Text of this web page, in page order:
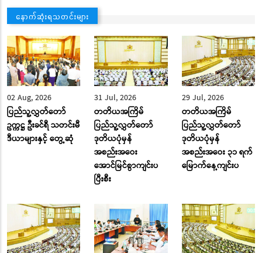
နောက်ဆုံးရသတင်းများ
02 Aug, 2026
ပြည်သူ့လွှတ်တော်
ဥက္ကဋ္ဌ ဦးခင်ရီ သတင်းမီ
ဒီယာများနှင့် တွေ့ဆုံ
31 Jul, 2026
တတိယအကြိမ်
ပြည်သူ့လွှတ်တော်
ဒုတိယပုံမှန်
အစည်းအဝေး
အောင်မြင်စွာကျင်းပ
ပြီးစီး
29 Jul, 2026
တတိယအကြိမ်
ပြည်သူ့လွှတ်တော်
ဒုတိယပုံမှန်
အစည်းအဝေး ၃၁ ရက်
မြောက်နေ့ကျင်းပ